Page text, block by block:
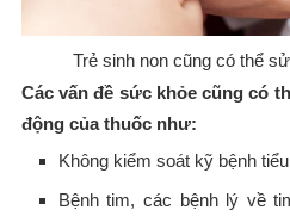
Trẻ sinh non cũng có thể
Các vấn đề sức khỏe cũng có
động của thuốc như:
Không kiểm soát kỹ bệnh
Bệnh tim, các bệnh lý về